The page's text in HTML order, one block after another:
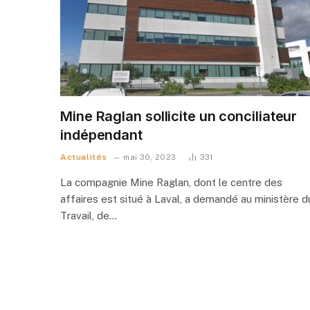
Mine Raglan sollicite un conciliateur
indépendant
Actualités mai 30, 2023 331
La compagnie Mine Raglan, dont le centre des
affaires est situé à Laval, a demandé au ministère
Travail, de…